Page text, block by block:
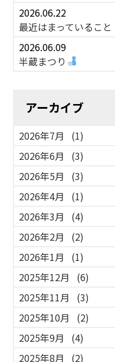
2026.06.22
最近はまっていること
2026.06.09
半蔵まつり
アーカイブ
2026年7月
(1)
2026年6月
(3)
2026年5月
(3)
2026年4月
(1)
2026年3月
(4)
2026年2月
(2)
2026年1月
(1)
2025年12月
(6)
2025年11月
(3)
2025年10月
(2)
2025年9月
(4)
2025年8月
(2)